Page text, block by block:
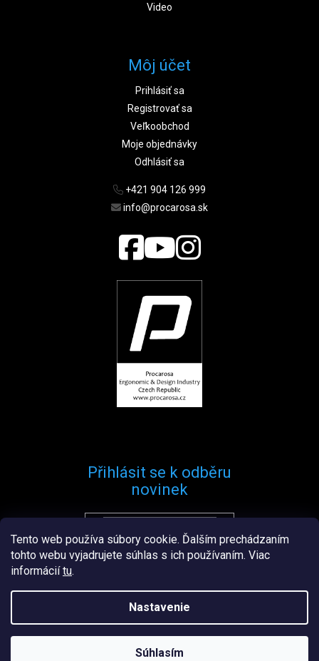
Tento web používa súbory cookie. Ďalším prechádzaním
tohto webu vyjadrujete súhlas s ich používaním. Viac
informáciítu.
Nastavenie
Súhlasím
Video
Môj účet
Prihlásiť sa
Registrovať sa
Veľkoobchod
Moje objednávky
Odhlásiť sa
+421 904 126 999
info@procarosa.sk
Přihlásit se k odběru
novinek
Přihlásit se
VytvořilŠtefan Mazáň
Procarosa.sk. Všetky práva vyhradené.